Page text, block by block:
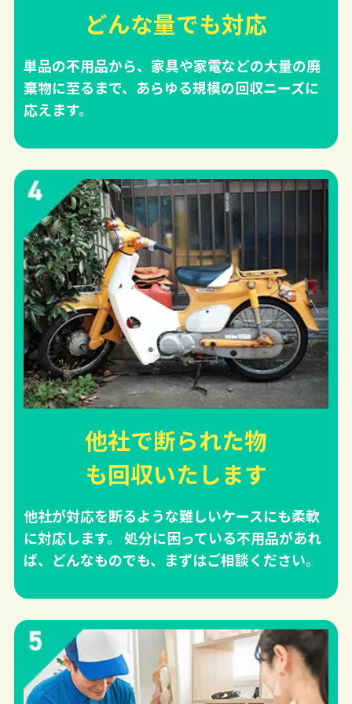
どんな量でも対応
単品の不用品から、家具や家電などの大量の廃
棄物に至るまで、あらゆる規模の回収ニーズに
応えます。
他社で断られた物
も回収いたします
他社が対応を断るような難しいケースにも柔軟
に対応します。 処分に困っている不用品があれ
ば、どんなものでも、まずはご相談ください。